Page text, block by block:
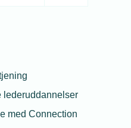
lederuddannelser
med Connection